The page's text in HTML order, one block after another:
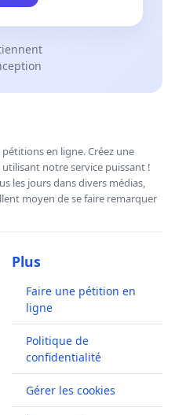
en ligne. Créez une
notre service puissant !
les jours dans divers médias,
moyen de se faire remarquer
Plus
Faire une pétition en
ligne
Politique de
confidentialité
Gérer les cookies